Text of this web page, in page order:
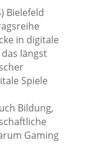
Bielefeld
in digitale
längst
Spiele
Bildung,
Gaming